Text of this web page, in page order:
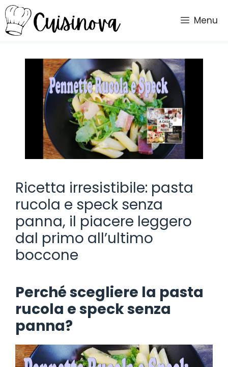
Vai
al
contenuto
Menu
Ricetta irresistibile: pasta
rucola e speck senza
panna, il piacere leggero
dal primo all’ultimo
boccone
Perché scegliere la pasta
rucola e speck senza
panna?